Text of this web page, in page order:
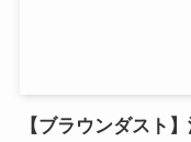
【ブラウンダスト